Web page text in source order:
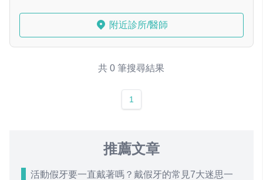
附近診所/醫師
共 0 筆搜尋結果
1
推薦文章
活動假牙要一直戴著嗎？戴假牙的常見7大迷思一